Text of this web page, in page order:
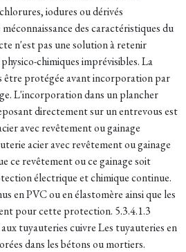
iodures ou dérivés
des caractéristiques du
n'est pas une solution à retenir
chimiques imprévisibles. La
être protégée avant incorporation par
L'incorporation dans un plancher
directement sur un entrevous est
avec revêtement ou gainage
acier avec revêtement ou gainage
ce revêtement ou ce gainage soit
électrique et chimique continue.
en PVC ou en élastomère ainsi que les
pour cette protection. 5.3.4.1.3
tuyauteries cuivre Les tuyauteries en
dans les bétons ou mortiers.